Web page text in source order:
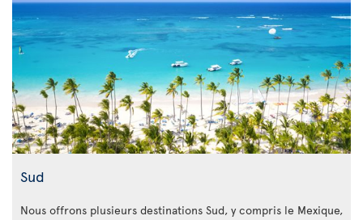
Sud
Nous offrons plusieurs destinations Sud, y compris le Mexique,